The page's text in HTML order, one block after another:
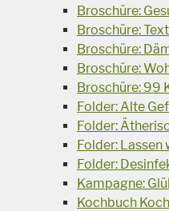
Broschüre:
Broschüre:
Broschüre:
Broschüre:
Broschüre: 99
Folder: Alte
Folder:
Folder: Lassen
Folder:
Kampagne:
Kochbuch